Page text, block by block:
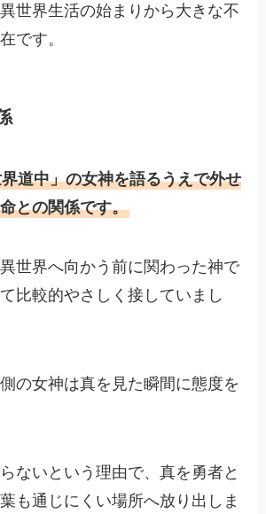
世界生活の始まりから大きな不
です。
道中」の女神を語るうえで外せ
との関係です。
世界へ向かう前に関わった神で
比較的やさしく接していまし
の女神は真を見た瞬間に態度を
ないという理由で、真を勇者と
も通じにくい場所へ放り出しま